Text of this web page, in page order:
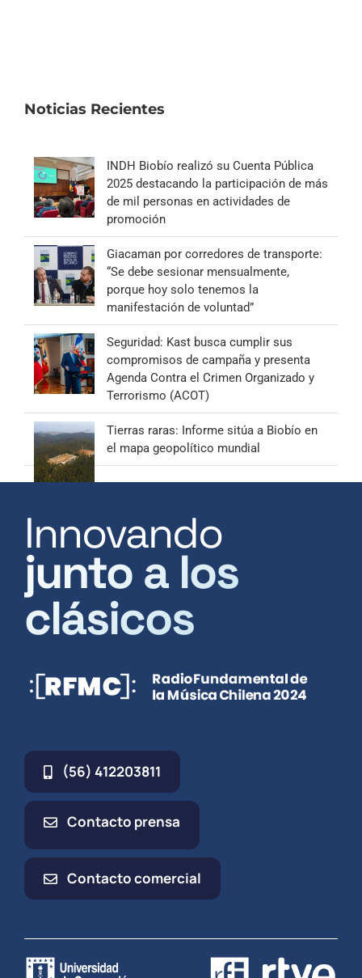
Noticias Recientes
INDH Biobío realizó su Cuenta Pública
2025 destacando la participación de más
de mil personas en actividades de
promoción
Giacaman por corredores de transporte:
“Se debe sesionar mensualmente,
porque hoy solo tenemos la
manifestación de voluntad”
Seguridad: Kast busca cumplir sus
compromisos de campaña y presenta
Agenda Contra el Crimen Organizado y
Terrorismo (ACOT)
Tierras raras: Informe sitúa a Biobío en
el mapa geopolítico mundial
Innovando
junto a los
clásicos
(56) 412203811
Contacto prensa
Contacto comercial